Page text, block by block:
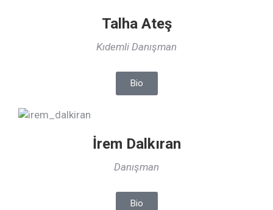
Talha Ateş
Kıdemli Danışman
Bio
İrem Dalkıran
Danışman
Bio